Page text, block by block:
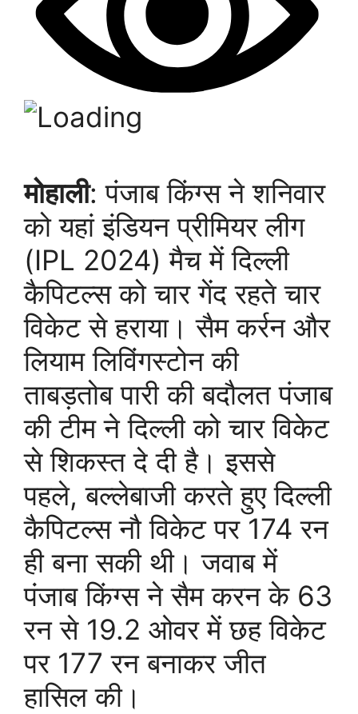
मोहाली: पंजाब किंग्स ने शनिवार
को यहां इंडियन प्रीमियर लीग
(IPL 2024) मैच में दिल्ली
कैपिटल्स को चार गेंद रहते चार
विकेट से हराया। सैम कर्रन और
लियाम लिविंगस्टोन की
ताबड़तोब पारी की बदौलत पंजाब
की टीम ने दिल्ली को चार विकेट
से शिकस्त दे दी है। इससे
पहले, बल्लेबाजी करते हुए दिल्ली
कैपिटल्स नौ विकेट पर 174 रन
ही बना सकी थी। जवाब में
पंजाब किंग्स ने सैम करन के 63
रन से 19.2 ओवर में छह विकेट
पर 177 रन बनाकर जीत
हासिल की।